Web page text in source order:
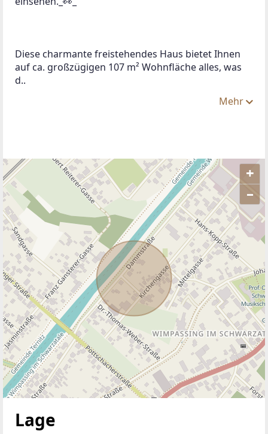
Diese charmante freistehendes Haus bietet Ihnen
auf ca. großzügigen 107 m² Wohnfläche alles, was
d..
Mehr
+
–
ANBIETER KONTAKTIEREN
Lage